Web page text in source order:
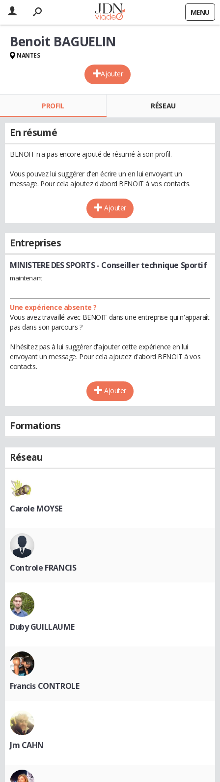
MENU
Ajouter
Benoit BAGUELIN
NANTES
PROFIL RÉSEAU
En résumé
BENOIT n'a pas encore ajouté de résumé à son profil.
Vous pouvez lui suggérer d'en écrire un en lui envoyant un
message. Pour cela ajoutez d'abord BENOIT à vos contacts.
Ajouter
Entreprises
MINISTERE DES SPORTS- Conseiller technique Sportif
maintenant
Une expérience absente ?
Vous avez travaillé avec BENOIT dans une entreprise qui n'apparaît
pas dans son parcours ?
N'hésitez pas à lui suggérer d'ajouter cette expérience en lui
envoyant un message. Pour cela ajoutez d'abord BENOIT à vos
contacts.
Ajouter
Formations
Réseau
Carole MOYSE
Controle FRANCIS
Duby GUILLAUME
Francis CONTROLE
Jm CAHN